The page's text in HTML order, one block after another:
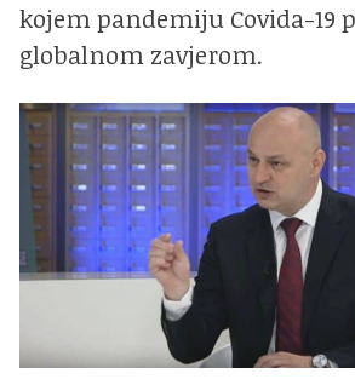
kojem pandemiju Covida-19
globalnom zavjerom.